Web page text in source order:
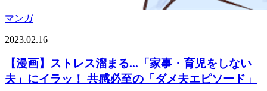
マンガ
2023.02.16
【漫画】ストレス溜まる...「家事・育児をしない
夫」にイラッ！ 共感必至の「ダメ夫エピソード」